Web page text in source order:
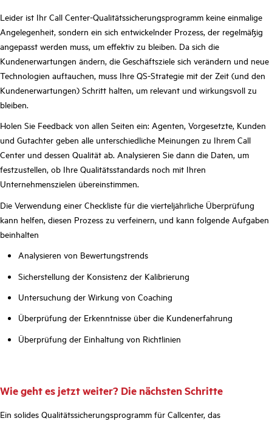
Leider ist Ihr Call Center-Qualitätssicherungsprogramm keine einmalige
Angelegenheit, sondern ein sich entwickelnder Prozess, der regelmäßig
angepasst werden muss, um effektiv zu bleiben. Da sich die
Kundenerwartungen ändern, die Geschäftsziele sich verändern und neue
Technologien auftauchen, muss Ihre QS-Strategie mit der Zeit (und den
Kundenerwartungen) Schritt halten, um relevant und wirkungsvoll zu
bleiben.
Holen Sie Feedback von allen Seiten ein: Agenten, Vorgesetzte, Kunden
und Gutachter geben alle unterschiedliche Meinungen zu Ihrem Call
Center und dessen Qualität ab. Analysieren Sie dann die Daten, um
festzustellen, ob Ihre Qualitätsstandards noch mit Ihren
Unternehmenszielen übereinstimmen.
Die Verwendung einer Checkliste für die vierteljährliche Überprüfung
kann helfen, diesen Prozess zu verfeinern, und kann folgende Aufgaben
beinhalten
Analysieren von Bewertungstrends
Sicherstellung der Konsistenz der Kalibrierung
Untersuchung der Wirkung von Coaching
Überprüfung der Erkenntnisse über die Kundenerfahrung
Überprüfung der Einhaltung von Richtlinien
Wie geht es jetzt weiter? Die nächsten Schritte
Ein solides Qualitätssicherungsprogramm für Callcenter, das